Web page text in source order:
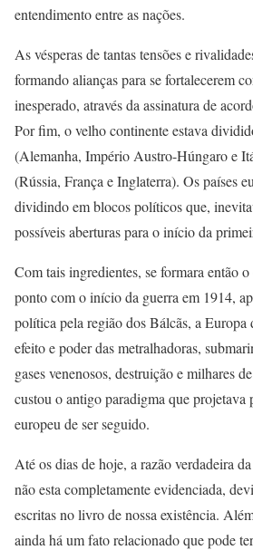
entendimento entre as nações.
As vésperas de tantas tensões e
formando alianças para se fortalecerem
inesperado, através da assinatura de
Por fim, o velho continente estava
(Alemanha, Império Austro-Húngaro e
(Rússia, França e Inglaterra). Os países
dividindo em blocos políticos que,
possíveis aberturas para o início da
Com tais ingredientes, se formara então
ponto com o início da guerra em 1914,
política pela região dos Bálcãs, a
efeito e poder das metralhadoras,
gases venenosos, destruição e milhares
custou o antigo paradigma que projetava
europeu de ser seguido.
Até os dias de hoje, a razão verdadeira
não esta completamente evidenciada,
escritas no livro de nossa existência.
ainda há um fato relacionado que pode